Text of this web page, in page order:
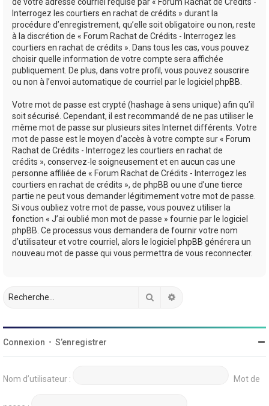
Interrogez les courtiers en rachat de crédits » durant la
procédure d’enregistrement, qu’elle soit obligatoire ou non, reste
à la discrétion de « Forum Rachat de Crédits - Interrogez les
courtiers en rachat de crédits ». Dans tous les cas, vous pouvez
choisir quelle information de votre compte sera affichée
publiquement. De plus, dans votre profil, vous pouvez souscrire
ou non à l’envoi automatique de courriel par le logiciel phpBB.
Votre mot de passe est crypté (hashage à sens unique) afin qu’il
soit sécurisé. Cependant, il est recommandé de ne pas utiliser le
même mot de passe sur plusieurs sites Internet différents. Votre
mot de passe est le moyen d’accès à votre compte sur « Forum
Rachat de Crédits - Interrogez les courtiers en rachat de
crédits », conservez-le soigneusement et en aucun cas une
personne affiliée de « Forum Rachat de Crédits - Interrogez les
courtiers en rachat de crédits », de phpBB ou une d’une tierce
partie ne peut vous demander légitimement votre mot de passe.
Si vous oubliez votre mot de passe, vous pouvez utiliser la
fonction « J’ai oublié mon mot de passe » fournie par le logiciel
phpBB. Ce processus vous demandera de fournir votre nom
d’utilisateur et votre courriel, alors le logiciel phpBB générera un
nouveau mot de passe qui vous permettra de vous reconnecter.
Rechercher
Connexion • S’enregistrer
Nom d’utilisateur : Mot de